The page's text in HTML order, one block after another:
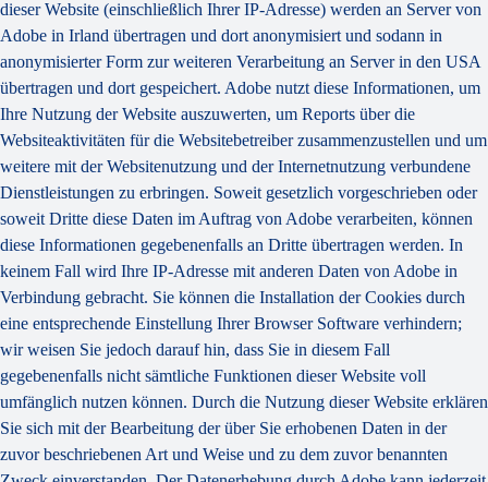
dieser Website (einschließlich Ihrer IP-Adresse) werden an Server von
Adobe in Irland übertragen und dort anonymisiert und sodann in
anonymisierter Form zur weiteren Verarbeitung an Server in den USA
übertragen und dort gespeichert. Adobe nutzt diese Informationen, um
Ihre Nutzung der Website auszuwerten, um Reports über die
Websiteaktivitäten für die Websitebetreiber zusammenzustellen und um
weitere mit der Websitenutzung und der Internetnutzung verbundene
Dienstleistungen zu erbringen. Soweit gesetzlich vorgeschrieben oder
soweit Dritte diese Daten im Auftrag von Adobe verarbeiten, können
diese Informationen gegebenenfalls an Dritte übertragen werden. In
keinem Fall wird Ihre IP-Adresse mit anderen Daten von Adobe in
Verbindung gebracht. Sie können die Installation der Cookies durch
eine entsprechende Einstellung Ihrer Browser Software verhindern;
wir weisen Sie jedoch darauf hin, dass Sie in diesem Fall
gegebenenfalls nicht sämtliche Funktionen dieser Website voll
umfänglich nutzen können. Durch die Nutzung dieser Website erklären
Sie sich mit der Bearbeitung der über Sie erhobenen Daten in der
zuvor beschriebenen Art und Weise und zu dem zuvor benannten